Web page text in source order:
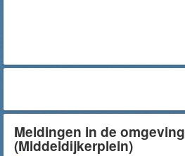
Meldingen in de omgeving
(Middeldijkerplein)